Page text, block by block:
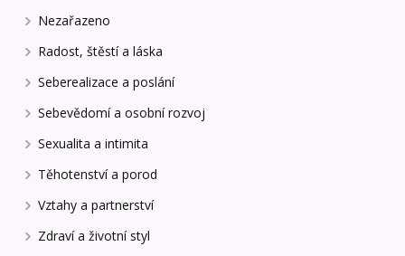
Nezařazeno
Radost, štěstí a láska
Seberealizace a poslání
Sebevědomí a osobní rozvoj
Sexualita a intimita
Těhotenství a porod
Vztahy a partnerství
Zdraví a životní styl